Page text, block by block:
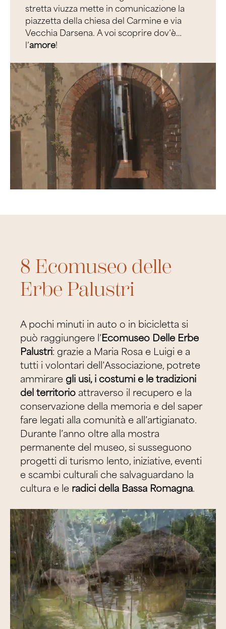
stretta viuzza mette in comunicazione la
piazzetta della chiesa del Carmine e via
Vecchia Darsena. A voi scoprire dov’è…
l’amore!
8 Ecomuseo delle
Erbe Palustri
A pochi minuti in auto o in bicicletta si
può raggiungere l’Ecomuseo Delle Erbe
Palustri: grazie a Maria Rosa e Luigi e a
tutti i volontari dell’Associazione, potrete
ammiraregli usi, i costumi e le tradizioni
del territorio attraverso il recupero e la
conservazione della memoria e del saper
fare legati alla comunità e all’artigianato.
Durante l’anno oltre alla mostra
permanente del museo, si susseguono
progetti di turismo lento, iniziative, eventi
e scambi culturali che salvaguardano la
cultura e le radici della Bassa Romagna